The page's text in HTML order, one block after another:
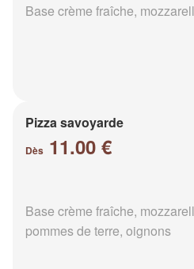
Base crème fraîche,
Pizza savoyarde
Dès 11.00 €
Base crème fraîche,
pommes de terre, oignons